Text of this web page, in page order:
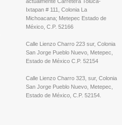
Ixtapan # 111, Colonia La
Michoacana; Metepec Estado de
México, C.P. 52166
Calle Lienzo Charro 223 sur, Colonia
San Jorge Pueblo Nuevo, Metepec,
Estado de México C.P. 52154
Calle Lienzo Charro 323, sur, Colonia
San Jorge Pueblo Nuevo, Metepec,
Estado de México, C.P. 52154.